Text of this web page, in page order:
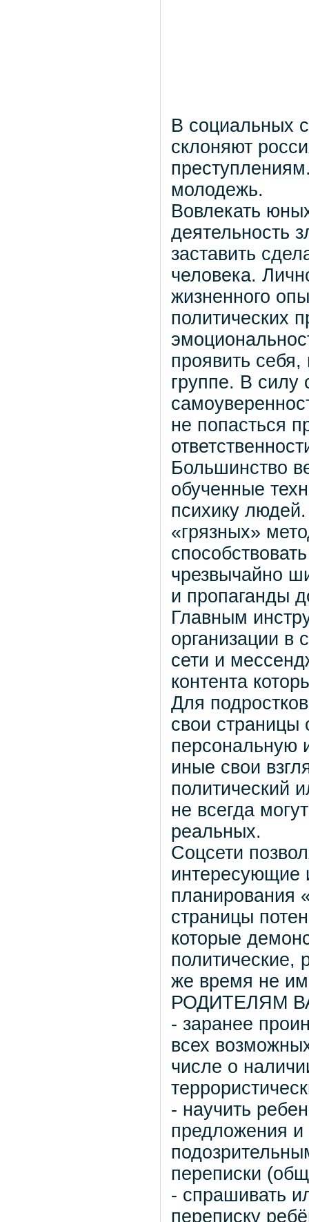
В социальных
склоняют
молодежь.
Вовлекать
деятельность
заставить
человека.
жизненного
политических
проявить
группе. В силу
не попасться
Большинство
обученные
психику
«грязных»
чрезвычайно
и пропаганды
Главным
организации в
сети и
контента
Для
свои страницы
персональную
иные свои
политический
не всегда
реальных.
Соцсети
интересующие
планирования
страницы
которые
политические,
же время не
РОДИТЕЛЯМ
- заранее
всех
числе о
- научить
предложения
переписки
- спрашивать
переписку